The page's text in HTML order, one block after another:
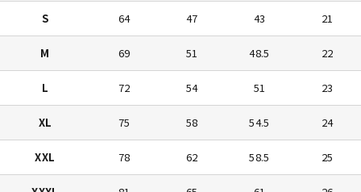
S 64 47 43 21
M 69 51 48.5 22
L 72 54 51 23
XL 75 58 54.5 24
XXL 78 62 58.5 25